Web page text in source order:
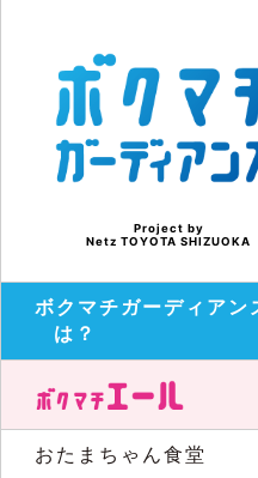
Project by
Netz TOYOTA SHIZUOKA
ボクマチガーディアン
は？
おたまちゃん食堂